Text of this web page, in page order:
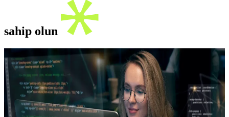
sahip olun